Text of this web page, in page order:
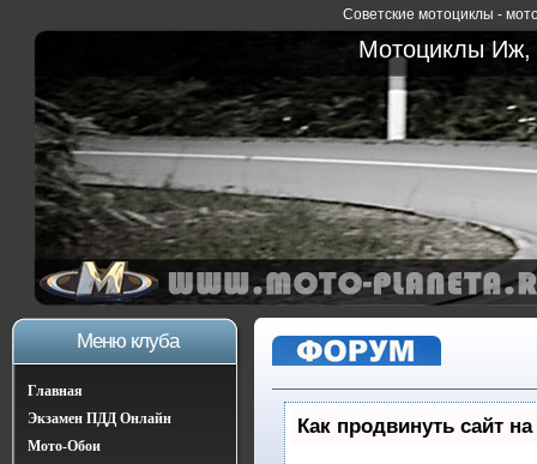
Советские мотоциклы -
Мотоциклы Иж,
Меню клуба
Главная
Экзамен ПДД Онлайн
Мото-Обои
Как продвинуть сайт